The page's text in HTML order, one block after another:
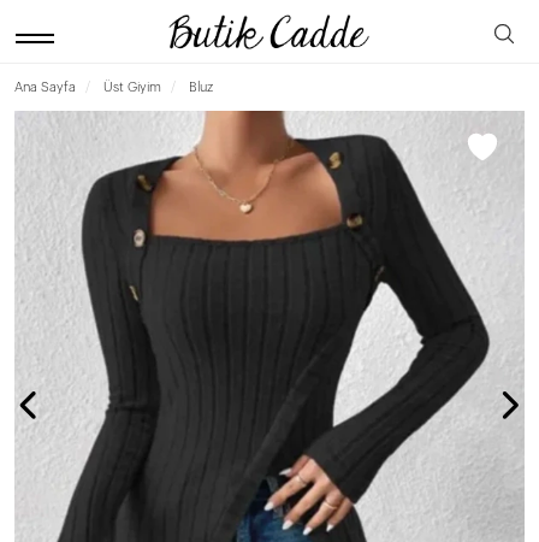
Ana Sayfa Üst Giyim Bluz